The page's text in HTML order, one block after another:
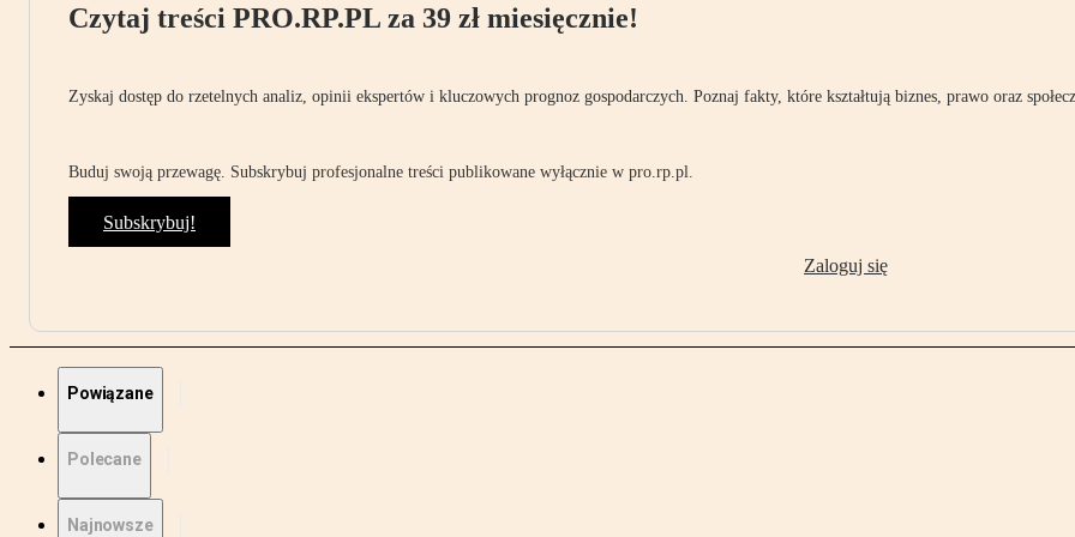
Czytaj treści PRO.RP.PL za 39 zł miesięcznie!
Zyskaj dostęp do rzetelnych analiz, opinii ekspertów i kluczowych prognoz gospodarczych. Poznaj fakty, które kształtują biznes, prawo oraz
Buduj swoją przewagę. Subskrybuj profesjonalne treści publikowane wyłącznie w pro.rp.pl.
Subskrybuj!
Zaloguj się
Powiązane
Polecane
Najnowsze